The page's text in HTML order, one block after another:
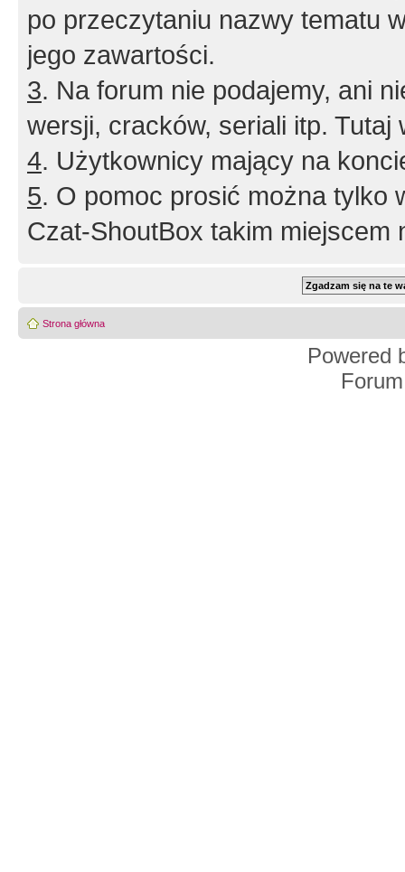
po przeczytaniu nazwy tematu
jego zawartości.
3. Na forum nie podajemy, ani
wersji, cracków, seriali itp. Tutaj
4. Użytkownicy mający na
5. O pomoc prosić można tylko
Czat-ShoutBox takim miejscem
Strona główna
Powered